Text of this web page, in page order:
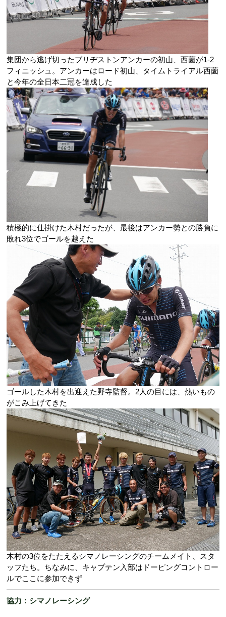
集団から逃げ切ったブリヂストンアンカーの初山、西薗が1-2
フィニッシュ。アンカーはロード初山、タイムトライアル西薗
と今年の全日本二冠を達成した
積極的に仕掛けた木村だったが、最後はアンカー勢との勝負に
敗れ3位でゴールを越えた
ゴールした木村を出迎えた野寺監督。2人の目には、熱いもの
がこみ上げてきた
木村の3位をたたえるシマノレーシングのチームメイト、スタ
ッフたち。ちなみに、キャプテン入部はドーピングコントロー
ルでここに参加できず
協力：シマノレーシング